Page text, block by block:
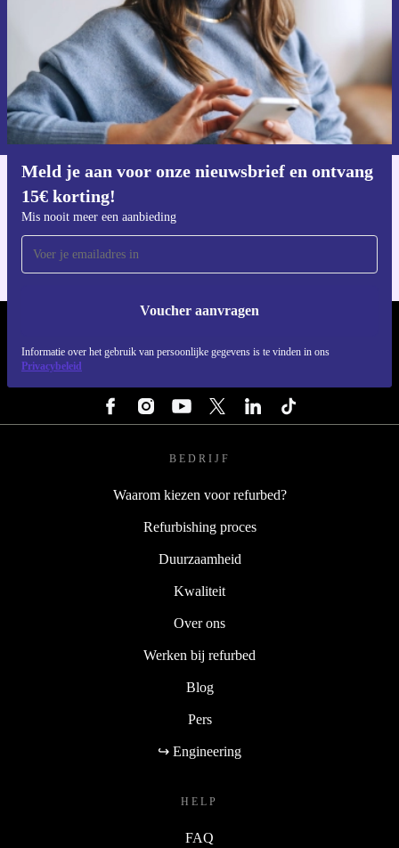
Meld je aan voor onze nieuwsbrief en ontvang
15€ korting!
Mis nooit meer een aanbieding
Voucher aanvragen
Informatie over het gebruik van persoonlijke gegevens is te vinden in ons
Privacybeleid
Voucher aanvragen
Informatie over het gebruik van persoonsgegevens vind je in ons
privacybeleid.
Voor iOS en Android
BEDRIJF
Waarom kiezen voor refurbed?
Refurbishing proces
Duurzaamheid
Kwaliteit
Over ons
Werken bij refurbed
Blog
Pers
↪ Engineering
HELP
FAQ